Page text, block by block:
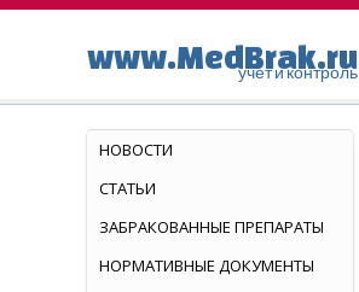
www.MedBrak.ru
учет и контроль
НОВОСТИ
СТАТЬИ
ЗАБРАКОВАННЫЕ ПРЕПАРАТЫ
НОРМАТИВНЫЕ ДОКУМЕНТЫ